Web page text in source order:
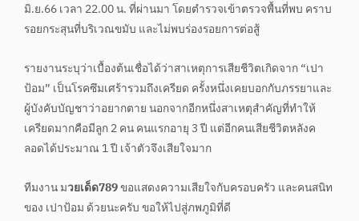
มิ.ย.66 เวลา 22.00 น. ที่ผ่านมา โดยตำรวจเข้าตรวจพื้นที่พบ คราบ
รอยกระสุนที่บริเวณขมับ และไม่พบร่องรอยการต่อสู้
รายงานระบุว่าเบื้องต้นเชื่อได้ว่าสาเหตุการเสียชีวิตเกิดจาก “เปา
ป้อม” เป็นโรคซึมเศร้ารวมถึงเครียด ครั้งหนึ่งเคยบอกกับภรรยาและ
ผู้บังคับบัญชาว่าอยากตาย นอกจากอีกหนึ่งสาเหตุสำคัญที่ทำให้
เครียดมากคือมีลูก 2 คน คนแรกอายุ 3 ปี แต่อีกคนเสียชีวิตหลังค
ลอดได้ประมาณ 1 ปี เจ้าตัวจึงเสียใจมาก
ทีมงาน มวยเด็ด789ขอแสดงความเสียใจกับครอบครัว และคนสนิท
ของ เปาป้อม ด้วยนะครับ ขอให้ไปสู่ภพภูมิที่ดี